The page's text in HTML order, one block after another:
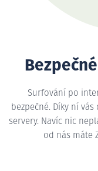
Surfování po
bezpečné. Díky ní
servery. Navíc nic
od nás máte